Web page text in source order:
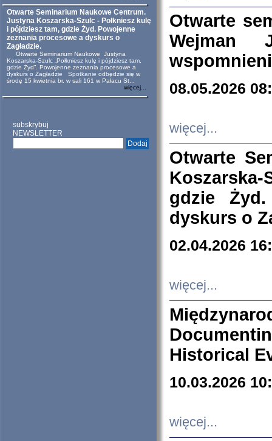
Otwarte Seminarium Naukowe Centrum.
Justyna Koszarska-Szulc - Połkniesz kulę
i pójdziesz tam, gdzie Żyd. Powojenne
zeznania procesowe a dyskurs o
Zagładzie.
Otwarte Seminarium Naukowe Justyna
Koszarska-Szulc „Połkniesz kulę i pójdziesz tam,
gdzie Żyd”. Powojenne zeznania procesowe a
dyskurs o Zagładzie Spotkanie odbędzie się w
środę 15 kwietnia br. w sali 161 w Pałacu St...
więcej...
subskrybuj
NEWSLETTER
Otwarte
Wejman
08.05.2026
więcej...
Otwarte
Koszarska-
gdzie
dyskurs o
02.04.2026
więcej...
Historical
10.03.2026
więcej...